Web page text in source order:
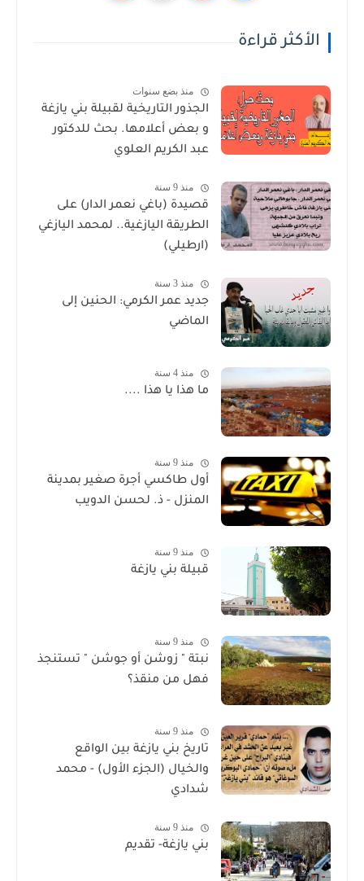
الأكثر قراءة
منذ بضع سنوات
الجذور التاريخية لقبيلة بني يازغة
و بعض أعلامها. بحث للدكتور
عبد الكريم العلوي
منذ 9 سنة
قصيدة (باغي نعمر الدار) على
الطريقة اليازغية.. لمحمد اليازغي
(ارطيلي)
منذ 3 سنة
جديد عمر الكرمي: الحنين إلى
الماضي
منذ 4 سنة
ما هذا يا هذا ....
منذ 9 سنة
أول طاكسي أجرة صغير بمدينة
المنزل - ذ. لحسن الدويب
منذ 9 سنة
قبيلة بني يازغة
منذ 9 سنة
نبتة " زوشن أو جوشن " تستنجذ
فهل من منقذ؟
منذ 9 سنة
تاريخ بني يازغة بين الواقع
والخيال (الجزء الأول) - محمد
شدادي
منذ 9 سنة
بني يازغة- تقديم